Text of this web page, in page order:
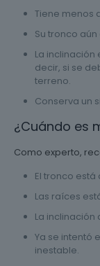
Tiene menos
Su tronco
La inclinación
decir, si se
terreno.
Conserva un
¿Cuándo es
Como experto,
El tronco
Las raíces
La
Ya se intentó
inestable.